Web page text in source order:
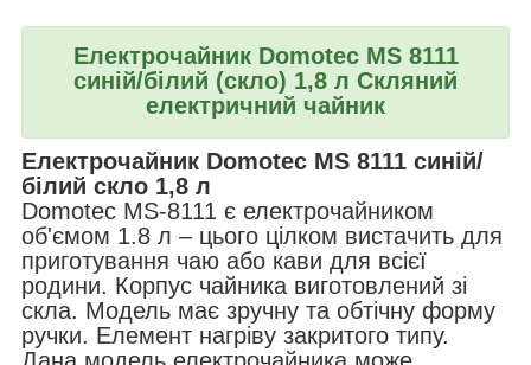
Електрочайник Domotec MS 8111
синій/білий (скло) 1,8 л Скляний
електричний чайник
Електрочайник Domotec MS 8111 синій/
білий скло 1,8 л
Domotec MS-8111 є електрочайником
об'ємом 1.8 л – цього цілком вистачить для
приготування чаю або кави для всієї
родини. Корпус чайника виготовлений зі
скла. Модель має зручну та обтічну форму
ручки. Елемент нагріву закритого типу.